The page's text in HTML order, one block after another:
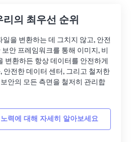
의 최우선 순위
을 변환하는 데 그치지 않고, 안전
안 프레임워크를 통해 이미지, 비
변환하든 항상 데이터를 안전하게
안전한 데이터 센터, 그리고 철저한
안의 모든 측면을 철저히 관리합
력에 대해 자세히 알아보세요